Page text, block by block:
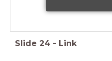
Slide 24 - Link